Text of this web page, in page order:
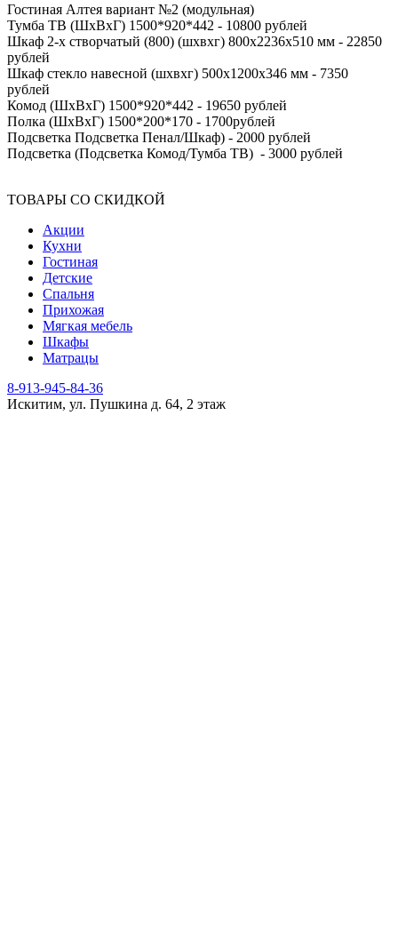
Гостиная Алтея вариант №2 (модульная)
Тумба ТВ (ШхВхГ) 1500*920*442 - 10800 рублей
Шкаф 2-х створчатый (800) (шхвхг) 800х2236х510 мм - 22850
рублей
Шкаф стекло навесной (шхвхг) 500х1200х346 мм - 7350
рублей
Комод (ШхВхГ) 1500*920*442 - 19650 рублей
Полка (ШхВхГ) 1500*200*170 - 1700рублей
Подсветка Подсветка Пенал/Шкаф) - 2000 рублей
Подсветка (Подсветка Комод/Тумба ТВ) - 3000 рублей
ТОВАРЫ СО СКИДКОЙ
Акции
Кухни
Гостиная
Детские
Спальня
Прихожая
Мягкая мебель
Шкафы
Матрацы
8-913-945-84-36
Искитим, ул. Пушкина д. 64, 2 этаж